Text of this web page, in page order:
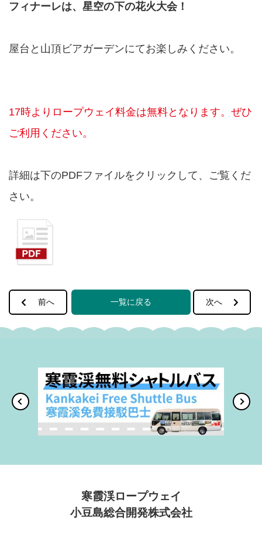
フィナーレは、星空の下の花火大会！
屋台と山頂ビアガーデンにてお楽しみください。
17時よりロープウェイ料金は無料となります。ぜひ
ご利用ください。
詳細は下のPDFファイルをクリックして、ご覧くだ
さい。
前へ 一覧に戻る 次へ
寒霞渓ロープウェイ
小豆島総合開発株式会社